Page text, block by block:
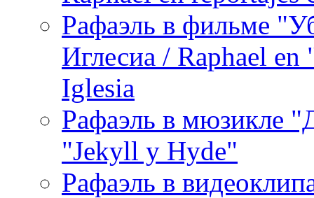
Рафаэль в фильме
Иглесиа / Raphael
Iglesia
Рафаэль в мюзикле
"Jekyll y Hyde"
Рафаэль в